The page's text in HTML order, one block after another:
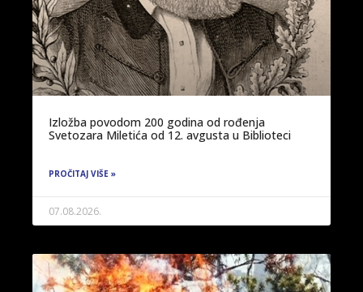
Izložba povodom 200 godina od rođenja
Svetozara Miletića od 12. avgusta u Biblioteci
PROČITAJ VIŠE »
07.08.2026.